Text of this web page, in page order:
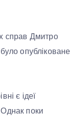
справ Дмитро
опубліковане
є ідеї
поки